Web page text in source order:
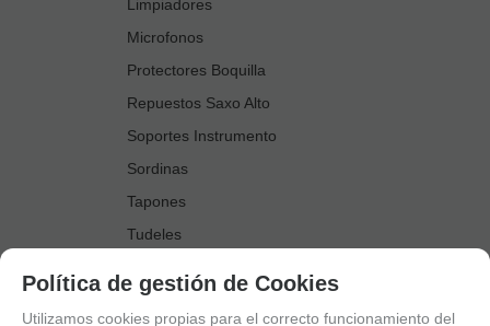
Limpiadores
Microfonos
Protectores Boquilla
Repuestos Saxo Alto
Soportes Instrumento
Sordinas
Tapones
Tudeles
Accesorios Saxo Tenor
Política de gestión de Cookies
Utilizamos cookies propias para el correcto funcionamiento del